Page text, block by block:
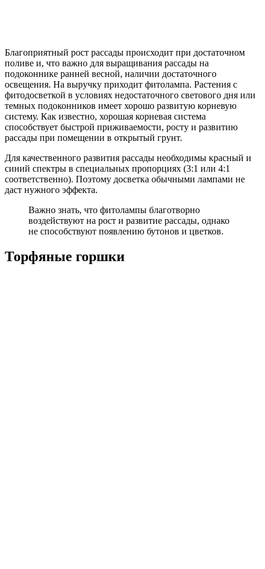
Благоприятный рост рассады происходит при достаточном
поливе и, что важно для выращивания рассады на
подоконнике ранней весной, наличии достаточного
освещения. На выручку приходит фитолампа. Растения с
фитодосветкой в условиях недостаточного светового дня или
темных подоконников имеет хорошо развитую корневую
систему. Как известно, хорошая корневая система
способствует быстрой приживаемости, росту и развитию
рассады при помещении в открытый грунт.
Для качественного развития рассады необходимы красный и
синий спектры в специальных пропорциях (3:1 или 4:1
соответственно). Поэтому досветка обычными лампами не
даст нужного эффекта.
Важно знать, что фитолампы благотворно
воздействуют на рост и развитие рассады, однако
не способствуют появлению бутонов и цветков.
Торфяные горшки